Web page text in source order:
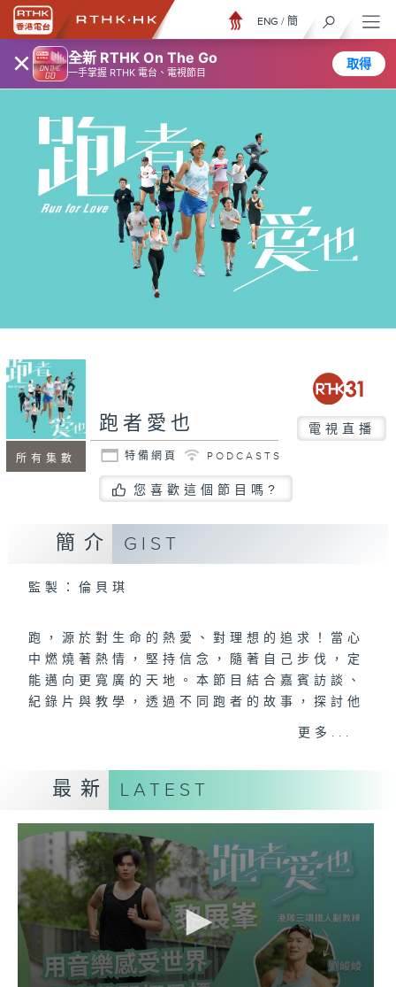
× 全新 RTHK On The Go
一手掌握 RTHK 電台、電視節目
取得
ENG / 簡
所有集數
跑者愛也 電視直播
特備網頁 PODCASTS
您喜歡這個節目嗎?
簡介 GIST
監製：倫貝琪
跑，源於對生命的熱愛、對理想的追求！當心
中燃燒著熱情，堅持信念，隨著自己步伐，定
能邁向更寬廣的天地。本節目結合嘉賓訪談、
紀錄片與教學，透過不同跑者的故事，探討他
們在跑步運動中的經歷與體會。一連十集的節
的跑步路線，節目亦會教授跑步小知識，以鼓
勵大家建立健康生活，追求卓越，勇於突破自
我界限。
更多...
最新 LATEST